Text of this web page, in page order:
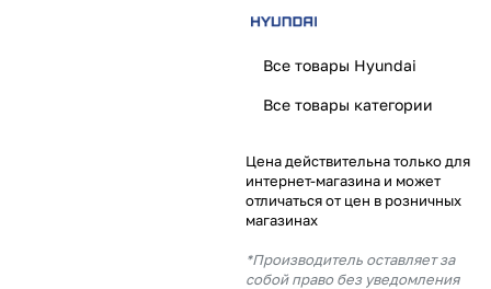
Все товары Hyundai
Все товары категории
Цена действительна только для
интернет-магазина и может
отличаться от цен в розничных
магазинах
*Производитель оставляет за
собой право без уведомления
% будут
каждые 2 недели